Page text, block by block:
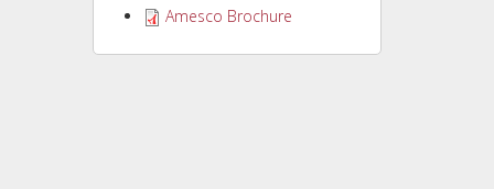
Amesco Brochure